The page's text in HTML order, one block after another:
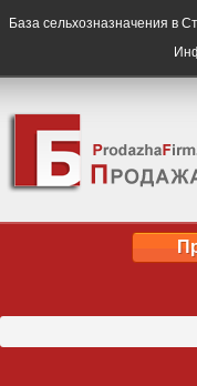
База сельхозназначения в